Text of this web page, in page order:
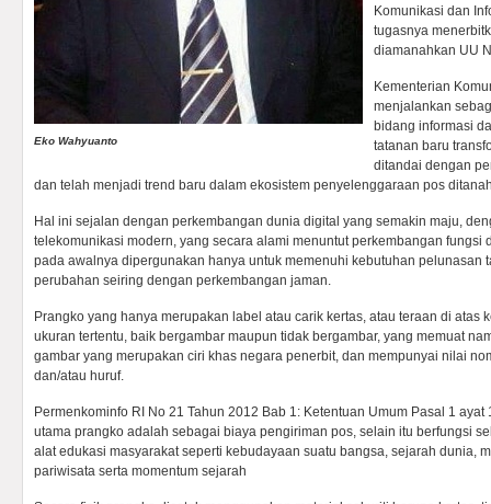
Eko Wahyuanto
Komunikasi dan
tugasnya
diamanahkan UU
Kementerian
menjalankan
bidang informasi
tatanan baru
ditandai dengan
dan telah menjadi trend baru dalam ekosistem penyelenggaraan pos
Hal ini sejalan dengan perkembangan dunia digital yang semakin maju,
telekomunikasi modern, yang secara alami menuntut perkembangan fungsi
pada awalnya dipergunakan hanya untuk memenuhi kebutuhan pelunasan
perubahan seiring dengan perkembangan jaman.
Prangko yang hanya merupakan label atau carik kertas, atau teraan di atas
ukuran tertentu, baik bergambar maupun tidak bergambar, yang memuat
gambar yang merupakan ciri khas negara penerbit, dan mempunyai nilai
dan/atau huruf.
Permenkominfo RI No 21 Tahun 2012 Bab 1: Ketentuan Umum Pasal 1
utama prangko adalah sebagai biaya pengiriman pos, selain itu berfungsi
alat edukasi masyarakat seperti kebudayaan suatu bangsa, sejarah dunia,
pariwisata serta momentum sejarah